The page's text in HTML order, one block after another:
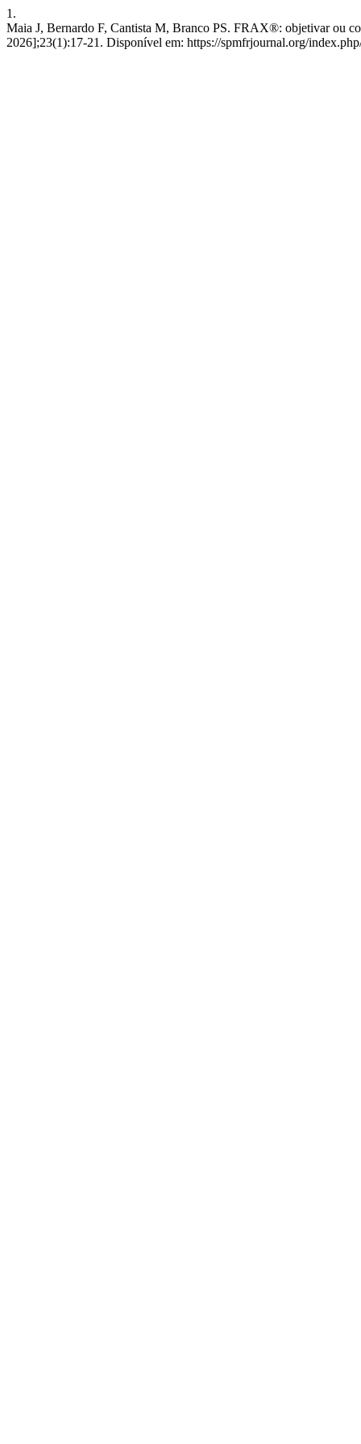
1.
Maia J, Bernardo F, Cantista M, Branco PS. FRAX®: objetivar ou
2026];23(1):17-21. Disponível em: https://spmfrjournal.org/